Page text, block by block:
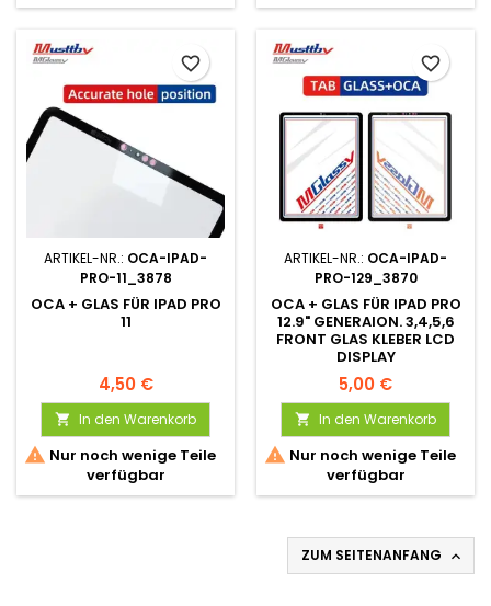
ARTIKEL-NR.: OCA-IPAD-
PRO-11_3878
OCA + GLAS FÜR IPAD PRO
11
4,50 €
 In den Warenkorb
 Nur noch wenige Teile
verfügbar
favorite_border
ARTIKEL-NR.: OCA-IPAD-
PRO-129_3870
OCA + GLAS FÜR IPAD PRO
12.9" GENERAION. 3,4,5,6
FRONT GLAS KLEBER LCD
DISPLAY
5,00 €
 In den Warenkorb
 Nur noch wenige Teile
verfügbar
favorite_border
ZUM SEITENANFANG 